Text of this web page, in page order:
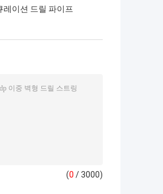
레이션 드릴 파이프
(0 / 3000)